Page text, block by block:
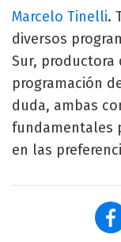
Marcelo Tinelli.
diversos
Sur,
programación
duda, ambas
fundamentales
en las